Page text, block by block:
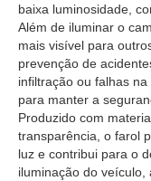
baixa luminosidade,
Além de iluminar o
mais visível para
prevenção de
infiltração ou falhas
para manter a
Produzido com
transparência, o farol
luz e contribui para o
iluminação do